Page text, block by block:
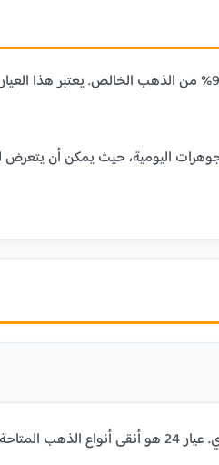
عيار 24 قيراط هو أنقى أنواع الذهب المتاحة في السوق، حيث يحتوي على
المجوهرات اليومية، حيث يمكن